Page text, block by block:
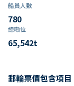
船員人數
780
總噸位
65,542t
郵輪票價包含項目